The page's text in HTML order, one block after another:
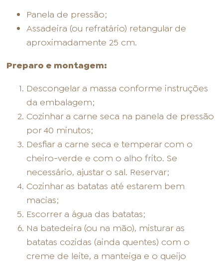
Panela de pressão;
Assadeira (ou refratário) retangular de
aproximadamente 25 cm.
Preparo e montagem:
Descongelar a massa conforme instruções
da embalagem;
Cozinhar a carne seca na panela de pressão
por 40 minutos;
Desfiar a carne seca e temperar com o
cheiro-verde e com o alho frito. Se
necessário, ajustar o sal. Reservar;
Cozinhar as batatas até estarem bem
macias;
Escorrer a água das batatas;
Na batedeira (ou na mão), misturar as
batatas cozidas (ainda quentes) com o
creme de leite, a manteiga e o queijo